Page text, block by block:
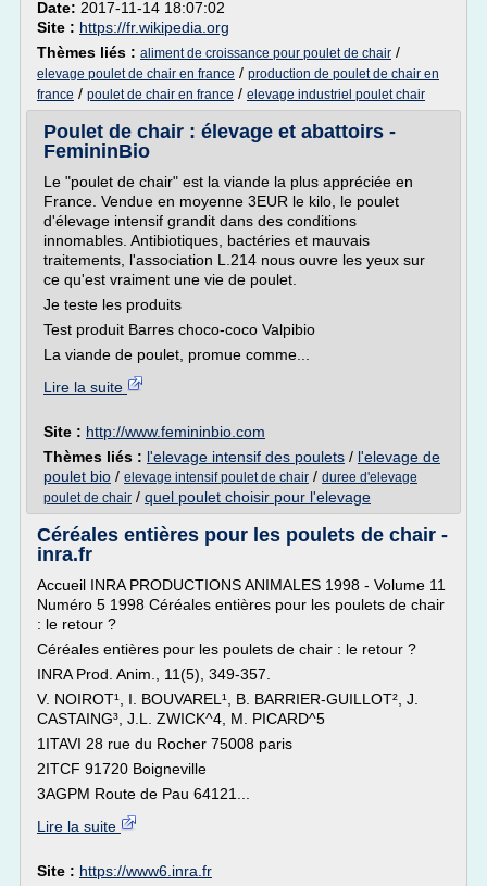
Date: 2017-11-14 18:07:02
Site : https://fr.wikipedia.org
Thèmes liés : aliment de croissance pour poulet de chair /
elevage poulet de chair en france / production de poulet de chair en
france / poulet de chair en france / elevage industriel poulet chair
Poulet de chair : élevage et abattoirs -
FemininBio
Le "poulet de chair" est la viande la plus appréciée en
France. Vendue en moyenne 3EUR le kilo, le poulet
d'élevage intensif grandit dans des conditions
innomables. Antibiotiques, bactéries et mauvais
traitements, l'association L.214 nous ouvre les yeux sur
ce qu'est vraiment une vie de poulet.
Je teste les produits
Test produit Barres choco-coco Valpibio
La viande de poulet, promue comme...
Lire la suite
Site : http://www.femininbio.com
Thèmes liés : l'elevage intensif des poulets / l'elevage de
poulet bio / elevage intensif poulet de chair / duree d'elevage
poulet de chair / quel poulet choisir pour l'elevage
Céréales entières pour les poulets de chair -
inra.fr
Accueil INRA PRODUCTIONS ANIMALES 1998 - Volume 11
Numéro 5 1998 Céréales entières pour les poulets de chair
: le retour ?
Céréales entières pour les poulets de chair : le retour ?
INRA Prod. Anim., 11(5), 349-357.
V. NOIROT¹, I. BOUVAREL¹, B. BARRIER-GUILLOT², J.
CASTAING³, J.L. ZWICK^4, M. PICARD^5
1ITAVI 28 rue du Rocher 75008 paris
2ITCF 91720 Boigneville
3AGPM Route de Pau 64121...
Lire la suite
Site : https://www6.inra.fr